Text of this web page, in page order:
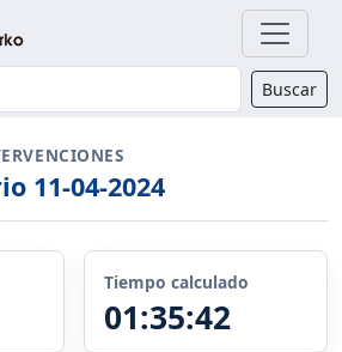
Buscar
11-04-2024
Tiempo calculado
01:35:42